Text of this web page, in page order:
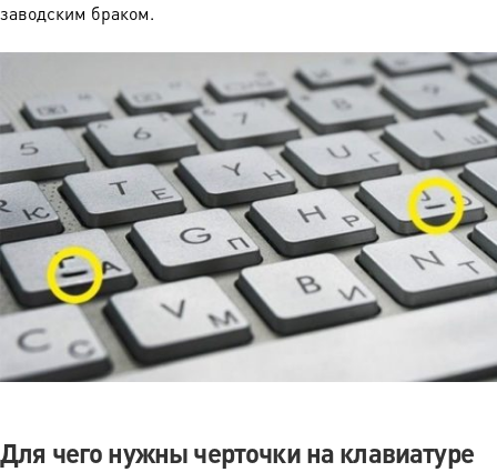
заводским браком.
Для чего нужны черточки на клавиатуре